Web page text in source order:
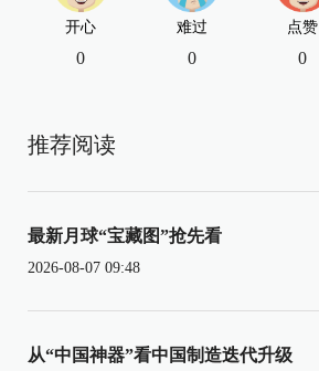
开心
0
难过
0
点赞
0
推荐阅读
最新月球“宝藏图”抢先看
2026-08-07 09:48
从“中国神器”看中国制造迭代升级